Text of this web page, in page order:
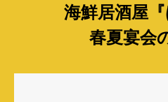
海鮮居酒屋『
春夏宴会